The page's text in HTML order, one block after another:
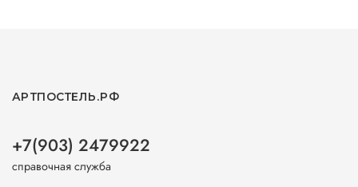
АРТПОСТЕЛЬ.РФ
+7(903) 2479922
справочная служба